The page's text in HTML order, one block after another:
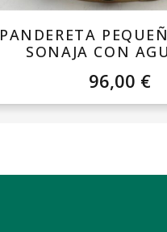
PANDERETA
SONAJA CON
96,00 €